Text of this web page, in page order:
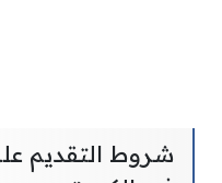
شروط التقديم